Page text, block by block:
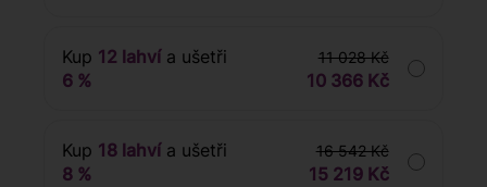
Kup 12 lahvía ušetři
6 %
11 028 Kč
10 366 Kč
Kup 18 lahvía ušetři
8 %
16 542 Kč
15 219 Kč